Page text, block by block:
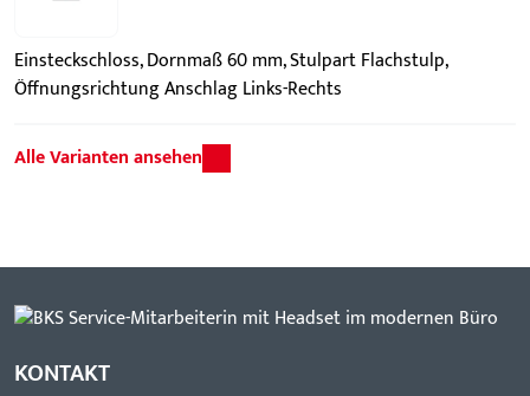
Einsteckschloss, Dornmaß 60 mm, Stulpart Flachstulp,
Öffnungsrichtung Anschlag Links-Rechts
Alle Varianten ansehen
KONTAKT